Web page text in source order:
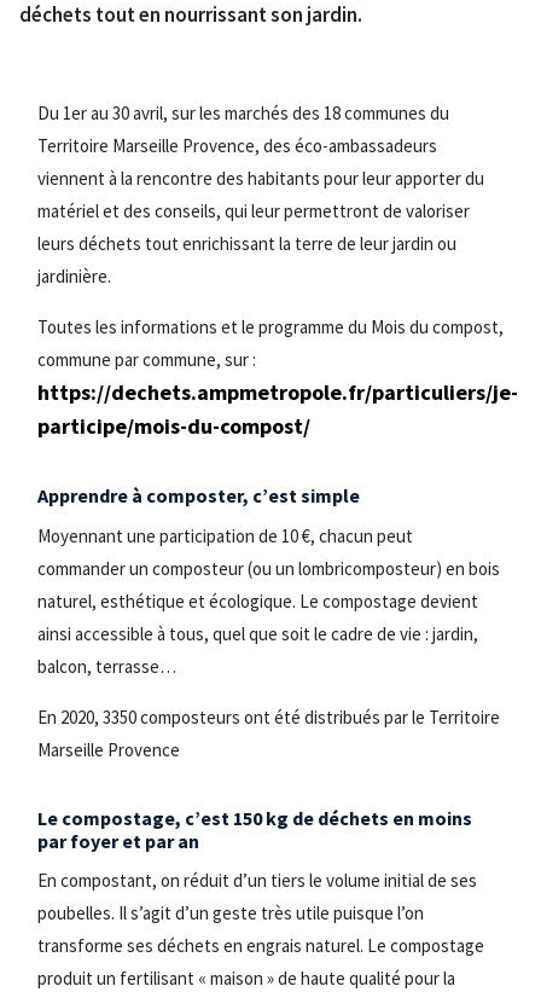
déchets tout en nourrissant son jardin.
Du 1er au 30 avril, sur les marchés des 18 communes du
Territoire Marseille Provence, des éco-ambassadeurs
viennent à la rencontre des habitants pour leur apporter du
matériel et des conseils, qui leur permettront de valoriser
leurs déchets tout enrichissant la terre de leur jardin ou
jardinière.
Toutes les informations et le programme du Mois du compost,
commune par commune, sur :
https://dechets.ampmetropole.fr/particuliers/je-
participe/mois-du-compost/
Apprendre à composter, c’est simple
Moyennant une participation de 10 €, chacun peut
commander un composteur (ou un lombricomposteur) en bois
naturel, esthétique et écologique. Le compostage devient
ainsi accessible à tous, quel que soit le cadre de vie : jardin,
balcon, terrasse…
En 2020, 3350 composteurs ont été distribués par le Territoire
Marseille Provence
Le compostage, c’est 150 kg de déchets en moins
par foyer et par an
En compostant, on réduit d’un tiers le volume initial de ses
poubelles. Il s’agit d’un geste très utile puisque l’on
transforme ses déchets en engrais naturel. Le compostage
produit un fertilisant « maison » de haute qualité pour la